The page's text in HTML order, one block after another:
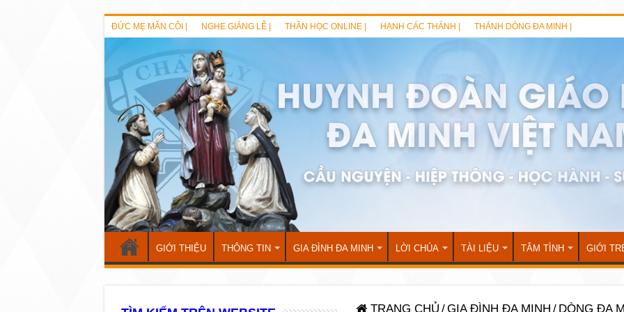
ĐỨC MẸ MÂN CÔI | NGHE GIẢNG LỄ | THẦN HỌC ONLINE | HẠNH CÁC THÁNH | THÁNH DÒNG ĐA MINH |
GIỚI THIỆU THÔNG TIN GIA ĐÌNH ĐA MINH LỜI CHÚA TÀI LIỆU TÂM TÌNH GIỚI
TRANG CHỦ /GIA ĐÌNH ĐA MINH / DÒNG ĐA